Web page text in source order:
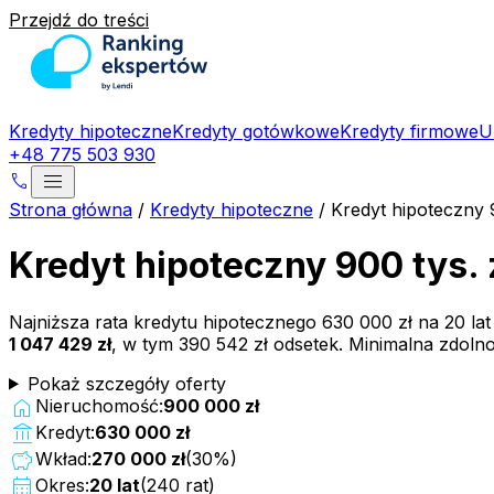
Przejdź do treści
Kredyty hipoteczneKredyty gotówkoweKredyty firmowe
+48 775 503 930
phone menu
Strona główna / Kredyty hipoteczne / Kredyt hipoteczny
Kredyt hipoteczny 900 tys.
Najniższa rata kredytu hipotecznego 630 000 zł na 20
1 047 429 zł, w tym 390 542 zł odsetek. Minimalna
Pokaż szczegóły oferty
home Nieruchomość:900 000 zł
account_balance Kredyt:630 000 zł
savingsWkład:270 000 zł(30%)
calendar_month Okres:20 lat(240 rat)